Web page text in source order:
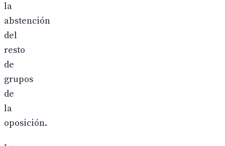
la
abstención
del
resto
de
grupos
de
la
oposición.